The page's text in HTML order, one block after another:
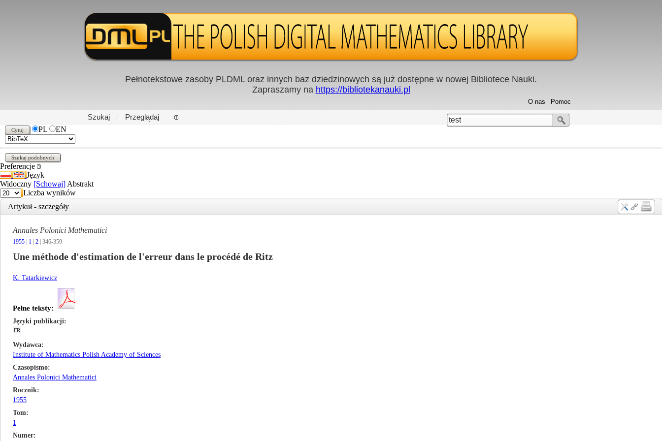
PL|EN
Pełnotekstowe zasoby PLDML oraz innych baz dziedzinowych są już dostępne w nowej Bibliotece Nauki.
Zapraszamy na https://bibliotekanauki.pl
Szukaj Przeglądaj
Pomoc
O nas
test
PL
EN
Preferencje
Język
Widoczny [Schowaj] Abstrakt
Liczba wyników
Artykuł - szczegóły
Annales Polonici Mathematici
1955 1 2 | 346-359
Une méthode d'estimation de l'erreur dans le procédé de Ritz
K. Tatarkiewicz
Pełne teksty:
Języki publikacji
FR
Wydawca
Institute of Mathematics Polish Academy of Sciences
Czasopismo
Annales Polonici Mathematici
Rocznik
1955
Tom
1
Numer